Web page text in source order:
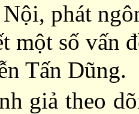
phát
một số vấn
Tấn Dũng.
giả theo